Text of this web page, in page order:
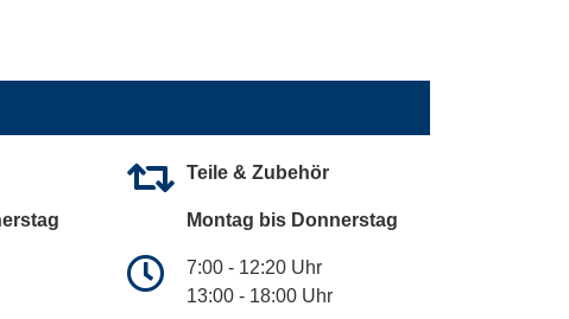
Teile & Zubehör
Montag bis Donnerstag
7:00 - 12:20 Uhr
13:00 - 18:00 Uhr